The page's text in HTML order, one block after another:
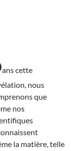
ans cette
nous
que
nos
la matière, telle